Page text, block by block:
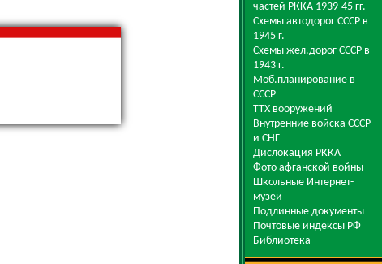
частей РККА 1939-45 гг.
Схемы автодорог СССР в
1945 г.
Схемы жел.дорог СССР в
1943 г.
Моб.планирование в
СССР
ТТХ вооружений
Внутренние войска СССР
и СНГ
Дислокация РККА
Фото афганской войны
Школьные Интернет-
музеи
Подлинные документы
Почтовые индексы РФ
Библиотека